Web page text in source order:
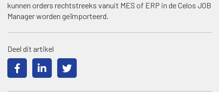
kunnen orders rechtstreeks vanuit MES of ERP in de Celos JOB
Manager worden geïmporteerd.
Deel dit artikel